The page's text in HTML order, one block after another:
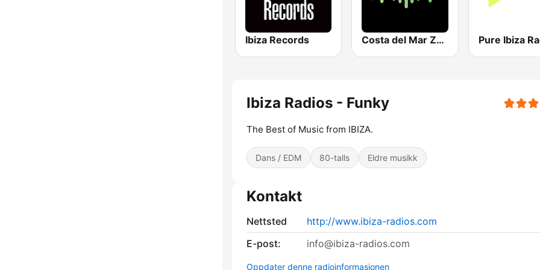
Ibiza Records Costa del Mar Zen Pure Ibiza
Ibiza Radios - Funky
The Best of Music from IBIZA.
Dans / EDM 80-talls Eldre musikk
Kontakt
Nettsted
http://www.ibiza-radios.com
E-post:
info@ibiza-radios.com
Oppdater denne radioinformasjonen